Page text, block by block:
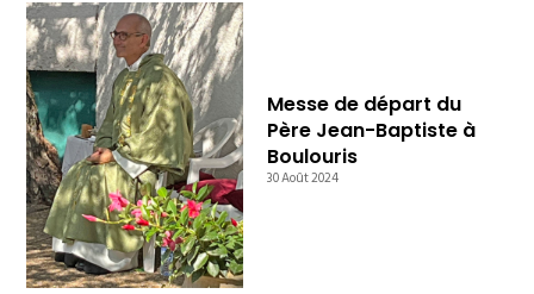
Messe de départ du
Père Jean-Baptiste à
Boulouris
30 Août 2024